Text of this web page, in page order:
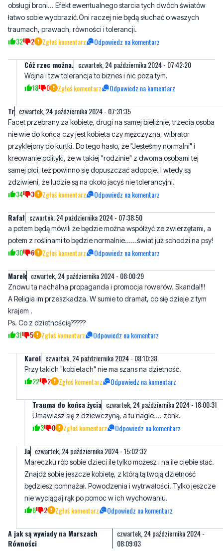
32 2 Zgłoś komentarz Odpowiedz na komentarz
Cóż rzec można. czwartek, 24 października 2024 - 07:42:20
Wojna i tzw tolerancja to biznes i nic poza tym.
czwartek, 24 października 2024 - 07:31:35
Facet przebrany za kobietę, drugi na samej bieliźnie, trzecia osoba
przyklejony do kurtki. Do tego hasło, że "Jesteśmy normalni" i
kreowanie polityki, że w takiej "rodzinie" z dwoma osobami tej
samej płci, też powinno się dopuszczać adopcje. I wtedy są
zdziwieni, że ludzie są na około jacyś nie tolerancyjni.
34 3 Zgłoś komentarz Odpowiedz na komentarz
Rafał czwartek, 24 października 2024 - 07:38:50
a potem będą mówili że będzie można współżyć ze zwierzętami, a
30 6 Zgłoś komentarz Odpowiedz na komentarz
Marek czwartek, 24 października 2024 - 08:00:29
Znowu ta nachalna propaganda i promocja rowerów. Skandal!!!
krajem .
Ps. Co z dzietnością?????
31 5 Zgłoś komentarz Odpowiedz na komentarz
Karol czwartek, 24 października 2024 - 08:10:38
Przy takich "kobietach" nie ma szans na dzietność.
Trauma do końca życia czwartek, 24 października 2024 - 18:00:31
Umawiasz się z dziewczyną, a tu nagle.... zonk.
czwartek, 24 października 2024 - 15:02:32
Mareczku rób sobie dzieci ile tylko możesz i na ile ciebie stać.
będziesz pomnażał. Powodzenia i wytrwałości. Tylko jeszcze
nie wyciągaj rąk po pomoc w ich wychowaniu.
6 2 Zgłoś komentarz Odpowiedz na komentarz
A jak są wywiady na Marszach
Równości
czwartek, 24 października 2024 -
08:09:03
homotentego tamtego. Czyli kto i po co w nich uczestniczy?
15 3 Odpowiedz na komentarz